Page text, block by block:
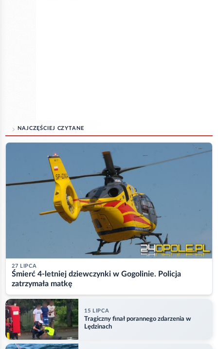
NAJCZĘŚCIEJ CZYTANE
27 LIPCA
Śmierć 4-letniej dziewczynki w Gogolinie. Policja
zatrzymała matkę
15 LIPCA
Tragiczny finał porannego zdarzenia w
Lędzinach